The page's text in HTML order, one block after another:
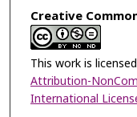
Creative
This work is
Attribution-
International